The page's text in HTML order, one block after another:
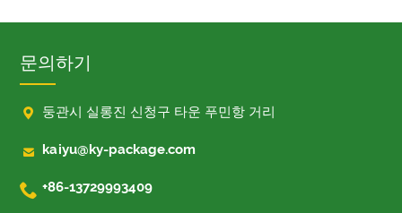
문의하기
 둥관시 실롱진 신청구 타운 푸민항 거리
 kaiyu@ky-package.com
 +86-13729993409